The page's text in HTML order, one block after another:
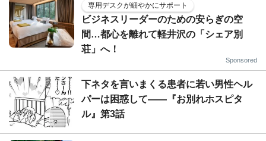
専用デスクが細やかにサポート
ビジネスリーダーのための安らぎの空
間…都心を離れて軽井沢の「シェア別
荘」へ！
Sponsored
下ネタを言いまくる患者に若い男性ヘル
パーは困惑して――『お別れホスピタ
ル』第3話